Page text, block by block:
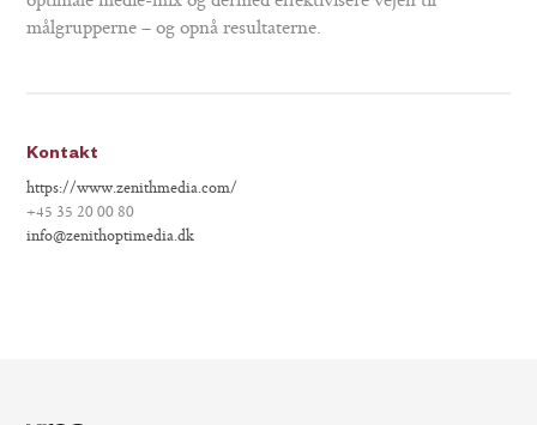
målgrupperne – og opnå resultaterne.
Kontakt
https://www.zenithmedia.com/
+45 35 20 00 80
info@zenithoptimedia.dk